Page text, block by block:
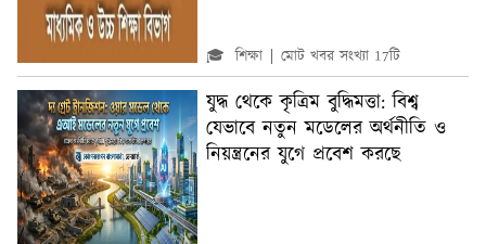
🎓 শিক্ষা মোট খবর সংখ্যা 17টি
যুদ্ধ থেকে কৃত্রিম বুদ্ধিমত্তা: বিশ্ব
যেভাবে নতুন মডেলের অর্থনীতি ও
নিয়ন্ত্রনের যুগে প্রবেশ করছে